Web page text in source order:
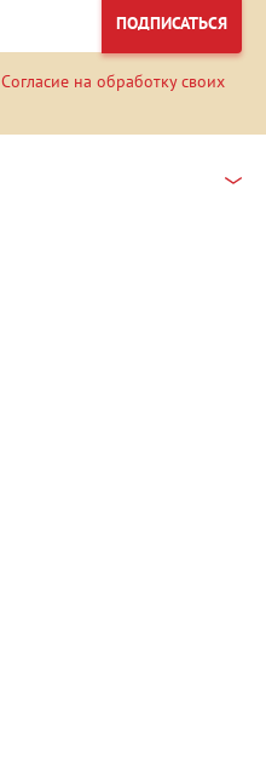
ПОДПИСАТЬСЯ
Согласие на обработку своих